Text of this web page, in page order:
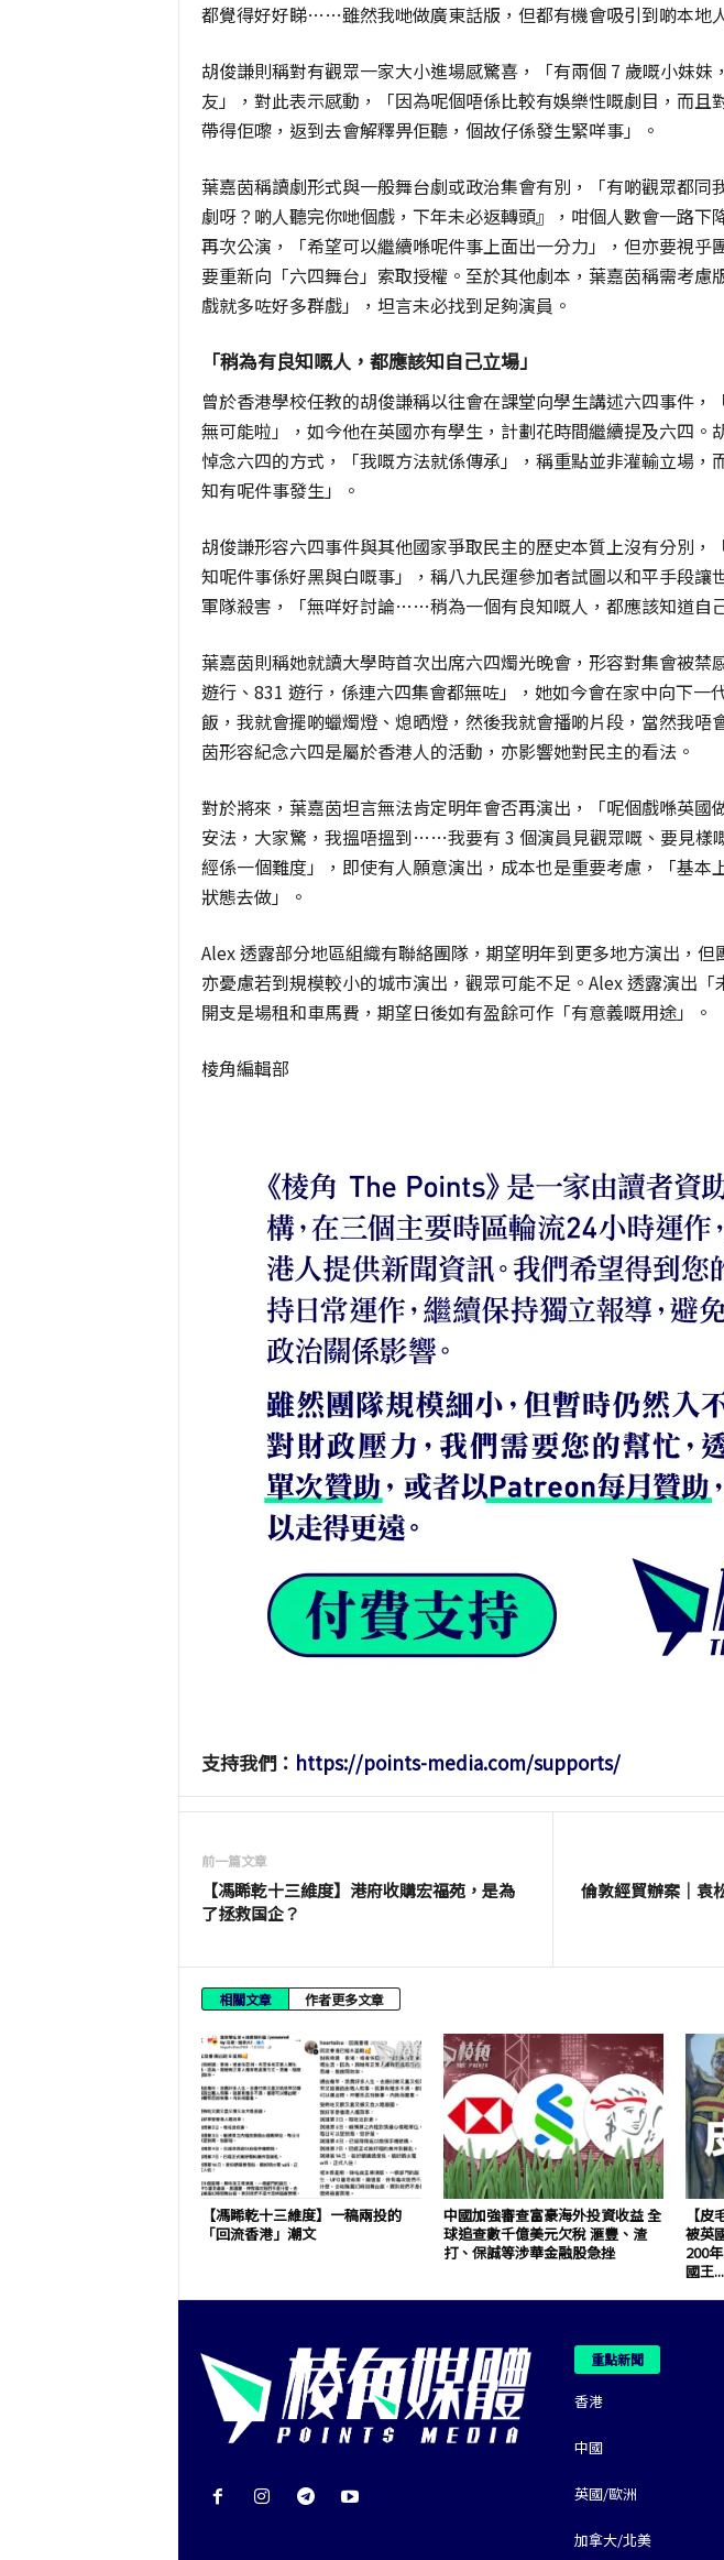
都覺得好好睇……雖然我哋做廣東話版，但都有機會吸引到啲本地
胡俊謙則稱對有觀眾一家大小進場感驚喜，「有兩個 7 歲嘅小妹妹
友」，對此表示感動，「因為呢個唔係比較有娛樂性嘅劇目，而且
帶得佢嚟，返到去會解釋畀佢聽，個故仔係發生緊咩事」。
葉嘉茵稱讀劇形式與一般舞台劇或政治集會有別，「有啲觀眾都同
劇呀？啲人聽完你哋個戲，下年未必返轉頭』，咁個人數會一路下
再次公演，「希望可以繼續喺呢件事上面出一分力」，但亦要視乎
要重新向「六四舞台」索取授權。至於其他劇本，葉嘉茵稱需考慮
戲就多咗好多群戲」，坦言未必找到足夠演員。
「稍為有良知嘅人，都應該知自己立場」
曾於香港學校任教的胡俊謙稱以往會在課堂向學生講述六四事件，
無可能啦」，如今他在英國亦有學生，計劃花時間繼續提及六四。
悼念六四的方式，「我嘅方法就係傳承」，稱重點並非灌輸立場，
知有呢件事發生」。
胡俊謙形容六四事件與其他國家爭取民主的歷史本質上沒有分別，
知呢件事係好黑與白嘅事」，稱八九民運參加者試圖以和平手段讓
軍隊殺害，「無咩好討論……稍為一個有良知嘅人，都應該知道自
葉嘉茵則稱她就讀大學時首次出席六四燭光晚會，形容對集會被禁
遊行、831 遊行，係連六四集會都無咗」，她如今會在家中向下一
飯，我就會擺啲蠟燭燈、熄晒燈，然後我就會播啲片段，當然我唔
茵形容紀念六四是屬於香港人的活動，亦影響她對民主的看法。
對於將來，葉嘉茵坦言無法肯定明年會否再演出，「呢個戲喺英國
安法，大家驚，我搵唔搵到……我要有 3 個演員見觀眾嘅、要見樣
經係一個難度」，即使有人願意演出，成本也是重要考慮，「基本
狀態去做」。
Alex 透露部分地區組織有聯絡團隊，期望明年到更多地方演出，但
亦憂慮若到規模較小的城市演出，觀眾可能不足。Alex 透露演出「
開支是場租和車馬費，期望日後如有盈餘可作「有意義嘅用途」。
棱角編輯部
支持我們： https://points-media.com/supports/
前一篇文章
【馮睎乾十三維度】港府收購宏福苑，是為
了拯救国企？
倫敦經貿辦案｜袁
相關文章 作者更多文章
【馮睎乾十三維度】一稿兩投的
「回流香港」潮文
中國加強審查富豪海外投資收益 全
球追查數千億美元欠稅 滙豐、渣
打、保誠等涉華金融股急挫
【
被英
200
國王...
重點新聞
香港
中國
英國/歐洲
加拿大/北美